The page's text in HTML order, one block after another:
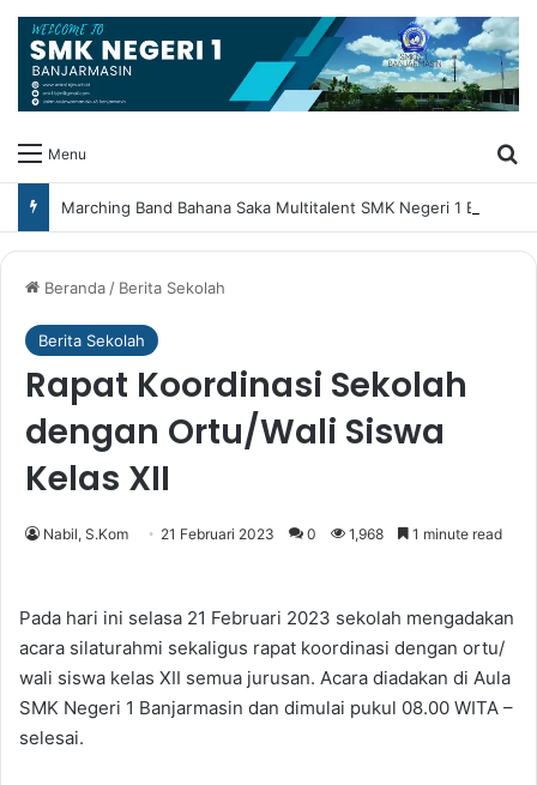
Menu
Beranda/ Berita Sekolah
Berita Sekolah
Rapat Koordinasi Sekolah
dengan Ortu/Wali Siswa
Kelas XII
Nabil, S.Kom 21 Februari 2023 0 1,968 1 minute read
Pada hari ini selasa 21 Februari 2023 sekolah mengadakan
acara silaturahmi sekaligus rapat koordinasi dengan ortu/
wali siswa kelas XII semua jurusan. Acara diadakan di Aula
SMK Negeri 1 Banjarmasin dan dimulai pukul 08.00 WITA –
selesai.